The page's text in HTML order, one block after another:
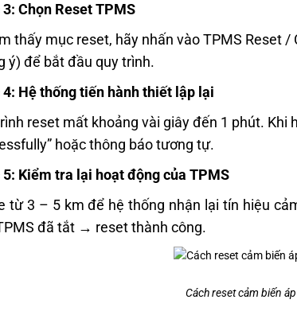
3: Chọn Reset TPMS
thấy mục reset, hãy nhấn vào TPMS Reset
ý) để bắt đầu quy trình.
4: Hệ thống tiến hành thiết lập lại
reset mất khoảng vài giây đến 1 phút. Khi
hoặc thông báo tương tự.
5: Kiểm tra lại hoạt động của TPMS
từ 3 – 5 km để hệ thống nhận lại tín hiệu
đã tắt → reset thành công.
Cách reset cảm biến